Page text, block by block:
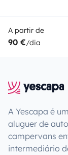
A partir de
90 €/dia
A Yescapa é
aluguer de
campervans
intermediário